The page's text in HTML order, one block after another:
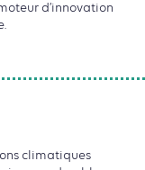
d’innovation
climatiques